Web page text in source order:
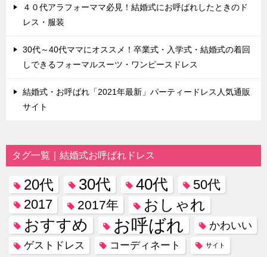
４０代アラフォーママ必見！結婚式にお呼ばれしたときのド
レス・服装
30代～40代ママにオススメ！卒業式・入学式・結婚式の着回
しできるフォーマルスーツ・ワンピースドレス
結婚式・お呼ばれ「2021年最新」パーティードレス人気通販
サイト
タグ一覧｜結婚式お呼ばれドレス
20代 30代 40代 50代
2017 2017年 おしゃれ
おすすめ お呼ばれ かわいい
ゲストドレス コーディネート サイト